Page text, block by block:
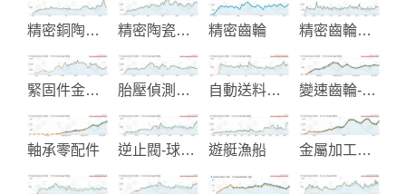
精密銅陶瓷閥芯 精密陶瓷零件製造 精密齒輪 精密齒輪製造
緊固件金屬零件加工 胎壓偵測系統 自動送料機及自動化送料設備 變速齒輪-機械齒輪
軸承零配件 逆止閥-球閥-蝶閥 遊艇漁船 金屬加工切削刀具